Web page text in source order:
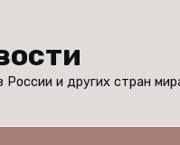
России и других стран